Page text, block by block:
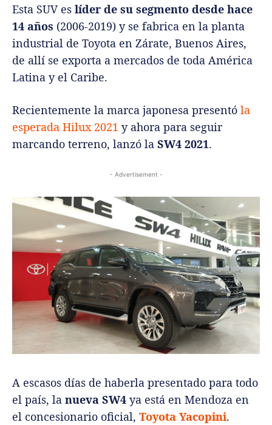
Esta SUV es líder de su segmento desde hace
14 años (2006-2019) y se fabrica en la planta
industrial de Toyota en Zárate, Buenos Aires,
de allí se exporta a mercados de toda América
Latina y el Caribe.
Recientemente la marca japonesa presentó la
esperada Hilux 2021 y ahora para seguir
marcando terreno, lanzó la SW4 2021.
- Advertisement -
A escasos días de haberla presentado para todo
el país, la nueva SW4 ya está en Mendoza en
el concesionario oficial, Toyota Yacopini.